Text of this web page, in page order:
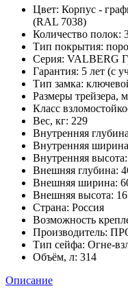
Цвет: Корпус -
(RAL 7038)
Количество полок:
Тип покрытия:
Серия: VALBERG
Гарантия: 5 лет (с
Тип замка:
Размеры
Класс
Вес, кг: 229
Внутренняя
Внутренняя
Внутренняя высота:
Внешняя глубина:
Внешняя ширина:
Внешняя высота:
Страна: Россия
Возможность
Производитель:
Тип сейфа: Огне-
Объём, л: 314
Описание